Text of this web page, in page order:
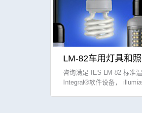
LM-82车用灯具和
咨询满足 IES LM-82 标准
Integral®软件设备，